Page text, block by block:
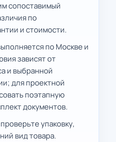
сопоставимый
по
и стоимости.
по Москве и
зависят от
и выбранной
для проектной
поэтапную
документов.
упаковку,
вид товара.